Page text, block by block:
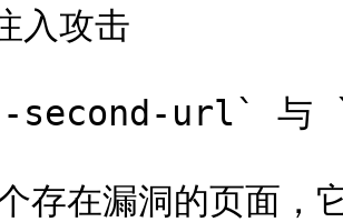
入攻击
second-url` 与
存在漏洞的页面